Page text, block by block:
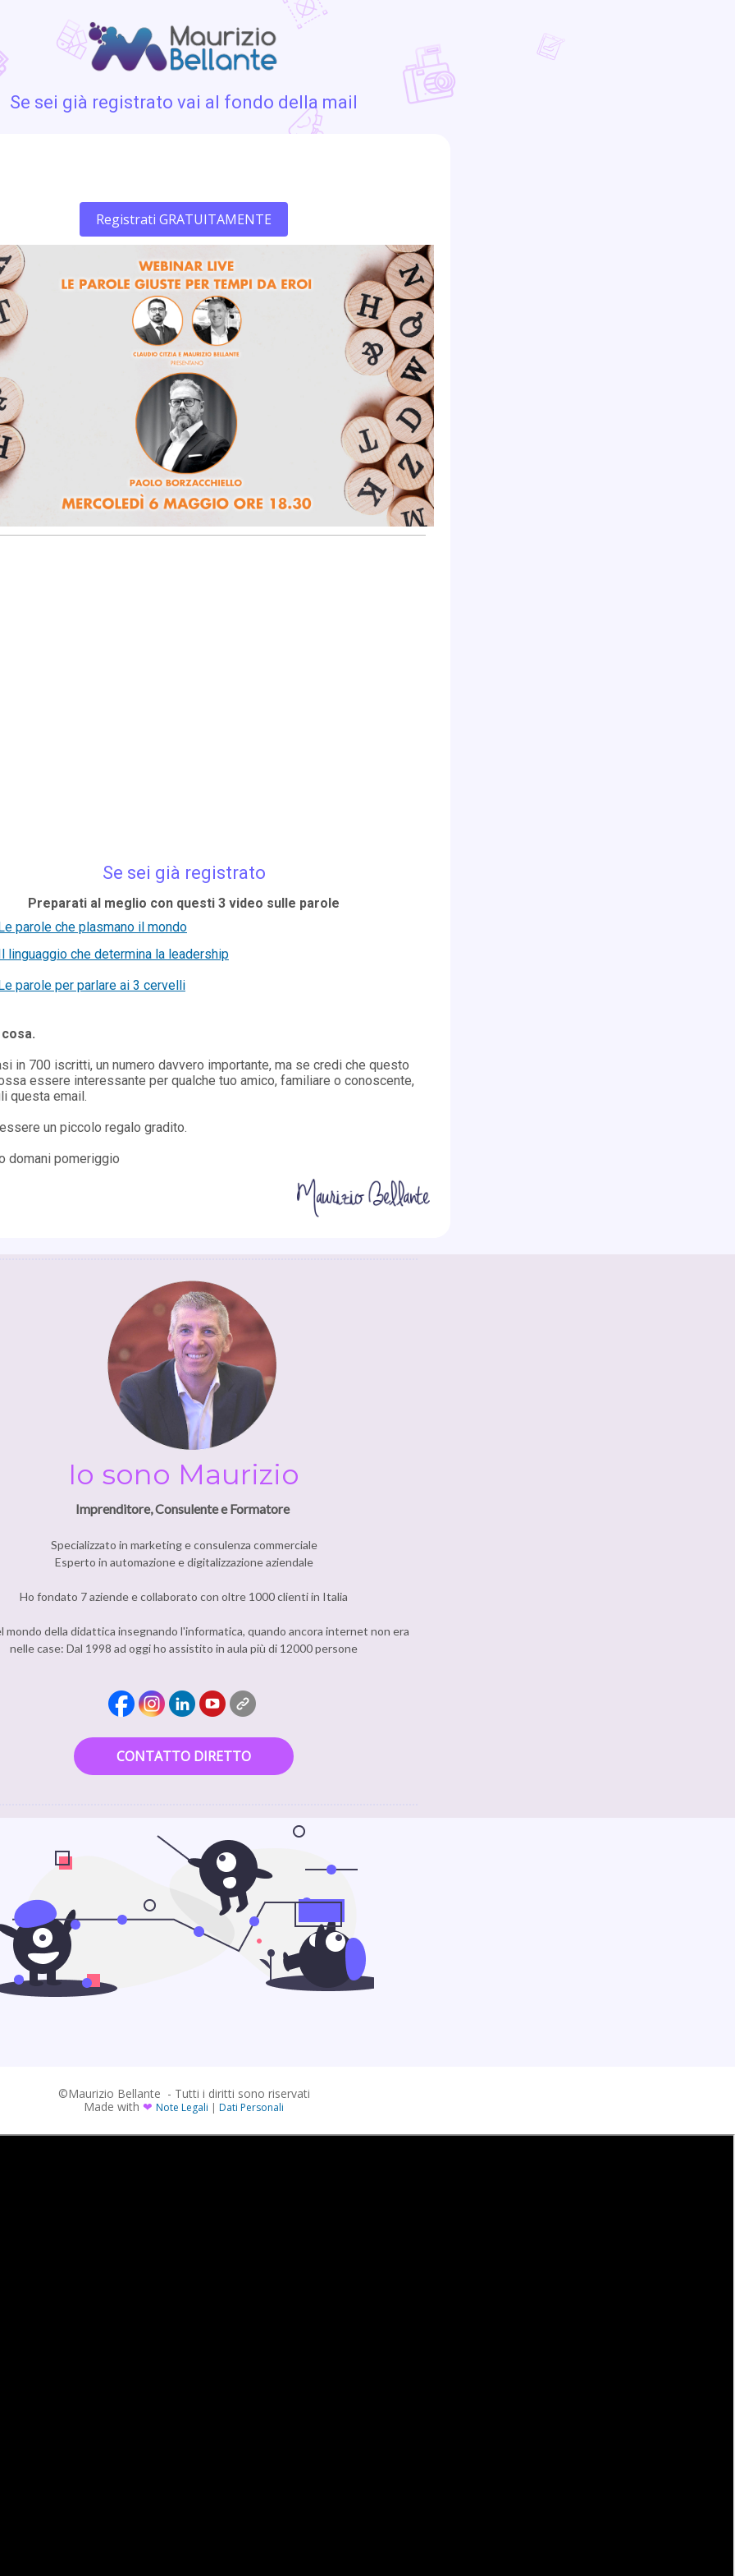
Se sei già registrato vai al fondo della mail
Registrati GRATUITAMENTE
Se sei già registrato
Preparati al meglio con questi 3 video sulle parole
parole che plasmano il mondo
linguaggio che determina la leadership
parole per parlare ai 3 cervelli
in 700 iscritti, un numero davvero importante, ma se credi che questo
essere interessante per qualche tuo amico, familiare o conoscente,
questa email.
un piccolo regalo gradito.
domani pomeriggio
Io sono Maurizio
Imprenditore, Consulente e Formatore
Specializzato in marketing e consulenza commerciale
Esperto in automazione e digitalizzazione aziendale
Ho fondato 7 aziende e collaborato con oltre 1000 clienti in Italia
mondo della didattica insegnando l'informatica, quando ancora internet non era
nelle case: Dal 1998 ad oggi ho assistito in aula più di 12000 persone
CONTATTO DIRETTO
©Maurizio Bellante - Tutti i diritti sono riservati
Made with ❤ Note Legali | Dati Personali